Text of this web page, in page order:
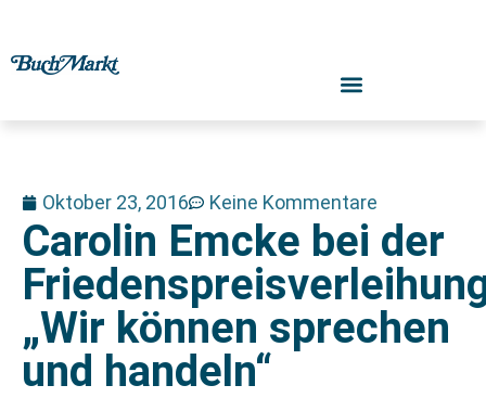
Oktober 23, 2016 Keine Kommentare
Carolin Emcke bei der
„Wir können sprechen
und handeln“